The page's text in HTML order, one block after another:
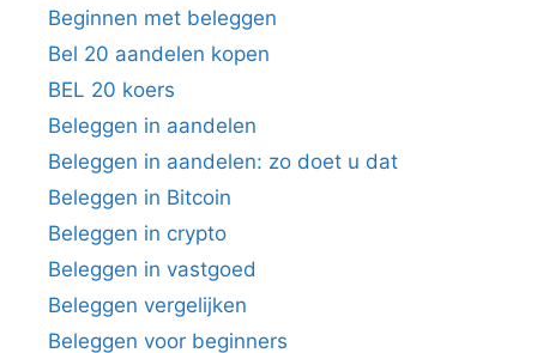
Beginnen met beleggen
Bel 20 aandelen kopen
BEL 20 koers
Beleggen in aandelen
Beleggen in aandelen: zo doet u dat
Beleggen in Bitcoin
Beleggen in crypto
Beleggen in vastgoed
Beleggen vergelijken
Beleggen voor beginners